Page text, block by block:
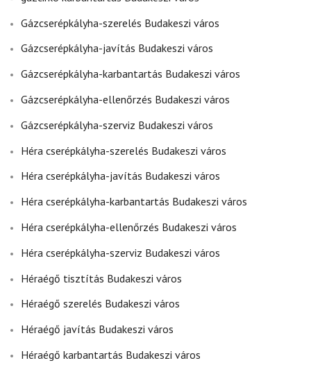
Gázcserépkályha-szerelés Budakeszi város
Gázcserépkályha-javítás Budakeszi város
Gázcserépkályha-karbantartás Budakeszi város
Gázcserépkályha-ellenőrzés Budakeszi város
Gázcserépkályha-szerviz Budakeszi város
Héra cserépkályha-szerelés Budakeszi város
Héra cserépkályha-javítás Budakeszi város
Héra cserépkályha-karbantartás Budakeszi város
Héra cserépkályha-ellenőrzés Budakeszi város
Héra cserépkályha-szerviz Budakeszi város
Héraégő tisztítás Budakeszi város
Héraégő szerelés Budakeszi város
Héraégő javítás Budakeszi város
Héraégő karbantartás Budakeszi város